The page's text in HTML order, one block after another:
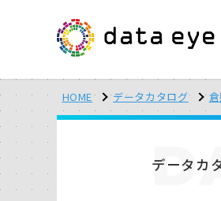
HOME データカタログ
データカ